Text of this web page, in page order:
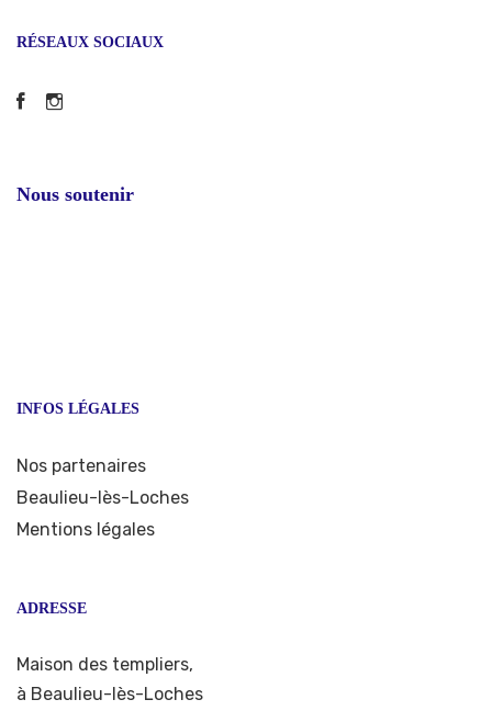
RÉSEAUX SOCIAUX
Facebook
Instagram
Nous soutenir
INFOS LÉGALES
Nos partenaires
Beaulieu-lès-Loches
Mentions légales
ADRESSE
Maison des templiers,
à Beaulieu-lès-Loches